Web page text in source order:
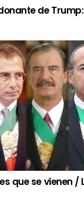
de
que se vienen /